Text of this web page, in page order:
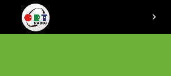
chevron_right